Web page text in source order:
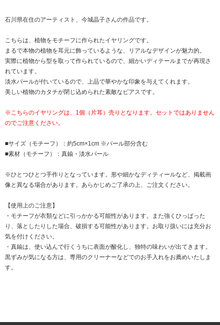
石川県在住のアーティスト、今城晶子さんの作品です。
こちらは、植物をモチーフに作られたイヤリングです。
まるで本物の植物を耳元に飾っているような、リアルなデザインが魅力的。
実際に植物から型を取って作られているので、細かいディテールまでが再現さ
れています。
淡水パールが付いているので、上品で華やかな印象を与えてくれます。
美しい植物のカタチが閉じ込められた素敵なピアスです。
※こちらのイヤリングは、1個（片耳）売りとなります。セットではありません
のでご注意ください。
■サイズ（モチーフ）：約5cm×1cm ※パール部分含む
■素材（モチーフ）：真鍮・淡水パール
※ひとつひとつ手作りとなっています。形や細かなディティールなど、掲載画
像と異なる場合があります。あらかじめご了承の上、ご注文ください。
【使用上のご注意】
・モチーフが衣類などに引っかかる可能性があります。また強くひっぱった
り、落としたりした場合、破損する可能性があります。お取り扱いには充分お
気を付けください。
・真鍮は、使い込んで行くうちに表面が酸化し、独特の味わいが出てきます。
黒ずみが気になる方は、専用のクリーナーなどでのお手入れをお薦めいたしま
す。